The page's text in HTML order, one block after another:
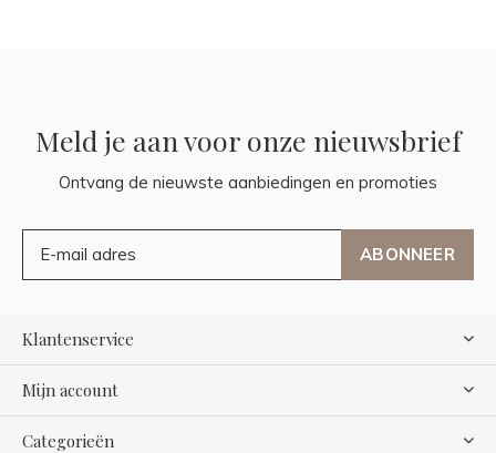
Meld je aan voor onze nieuwsbrief
Ontvang de nieuwste aanbiedingen en promoties
ABONNEER
Klantenservice
Mijn account
Categorieën